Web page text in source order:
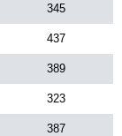
345
437
389
323
387